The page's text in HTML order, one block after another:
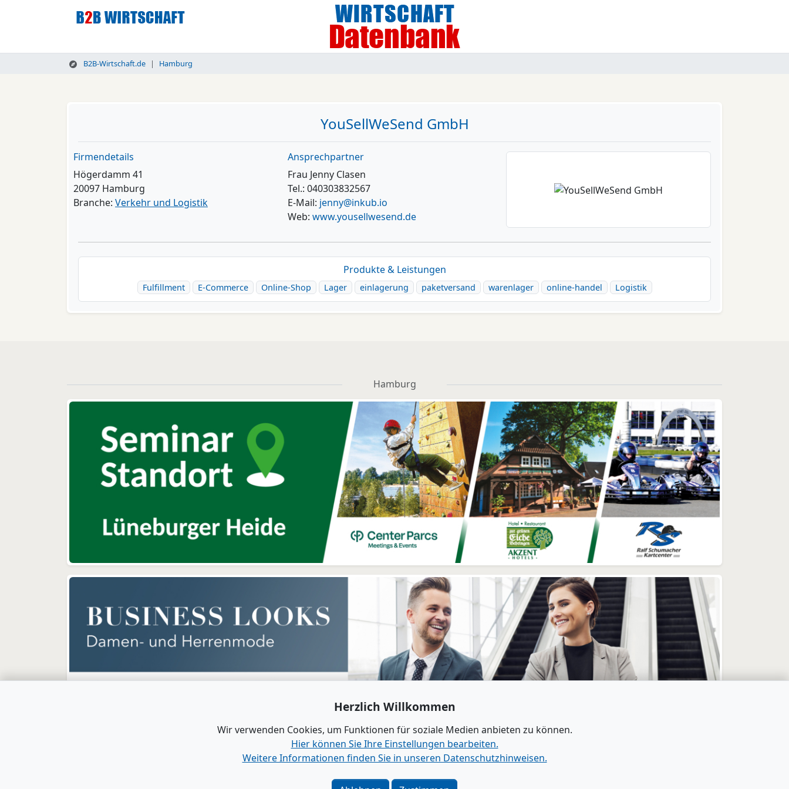
B2B-Wirtschaft.de Hamburg
YouSellWeSend GmbH
Firmendetails
Högerdamm 41
20097 Hamburg
Branche: Verkehr und Logistik
Ansprechpartner
Frau Jenny Clasen
Tel.: 040303832567
E-Mail: jenny@inkub.io
Web: www.yousellwesend.de
Produkte & Leistungen
Fulfillment E-Commerce Online-Shop Lager einlagerung paketversand warenlager online-handel Logistik
Hamburg
Kontakt| Impressum
Herzlich Willkommen
Wir verwenden Cookies, um Funktionen für soziale Medien anbieten zu können.
Hier können Sie Ihre Einstellungen bearbeiten.
Weitere Informationen finden Sie in unseren Datenschutzhinweisen.